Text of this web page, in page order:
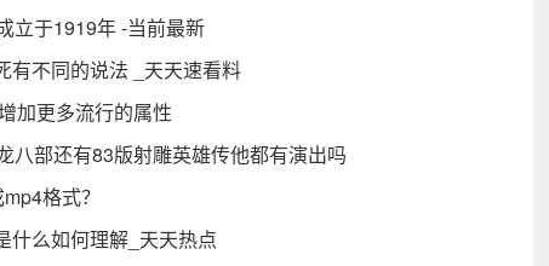
立于1919年 -当前最新
有不同的说法 _天天速看料
加更多流行的属性
八部还有83版射雕英雄传他都有演出吗
格式？
什么如何理解_天天热点